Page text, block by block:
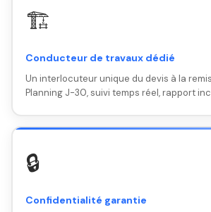
🏗️
Conducteur de travaux dédié
Un interlocuteur unique du devis à la
Planning J-30, suivi temps réel, rapport
🔒
Confidentialité garantie